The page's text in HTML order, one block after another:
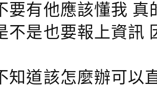
要有他應該懂我
不是也要報上資訊
知道該怎麼辦可以